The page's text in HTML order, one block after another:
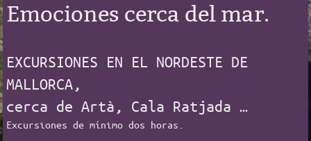
Emociones cerca del mar.
EXCURSIONES EN EL NORDESTE DE
MALLORCA,
cerca de Artà, Cala Ratjada …
Excursiones de mínimo dos horas.